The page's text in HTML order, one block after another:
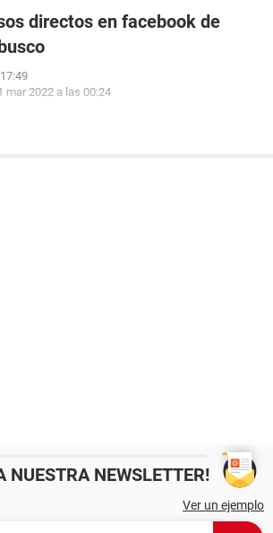
directos en facebook de
mar 2022 a las 00:24
NUESTRA NEWSLETTER!
Ver un ejemplo